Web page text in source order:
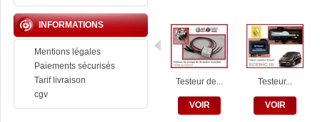
INFORMATIONS
Mentions légales
Paiements sécurisés
Tarif livraison
cgv
Testeur de...
VOIR
Testeur...
VOIR